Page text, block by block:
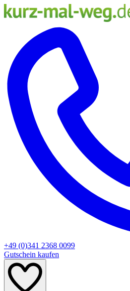
+49 (0)341 2368 0099
Gutschein kaufen